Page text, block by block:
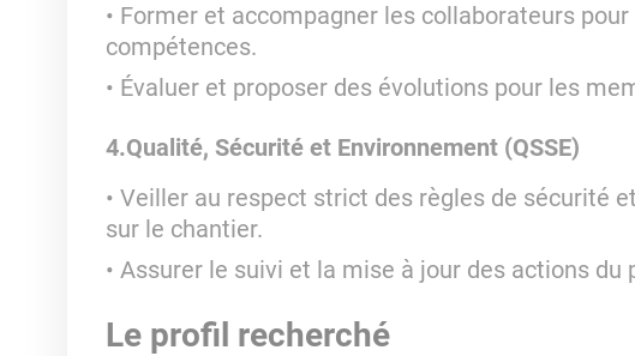
Former et accompagner les collaborateurs
compétences.
Évaluer et proposer des évolutions pour les
4.Qualité, Sécurité et Environnement (QSSE)
Veiller au respect strict des règles de sécurité
sur le chantier.
Assurer le suivi et la mise à jour des actions du
Le profil recherché